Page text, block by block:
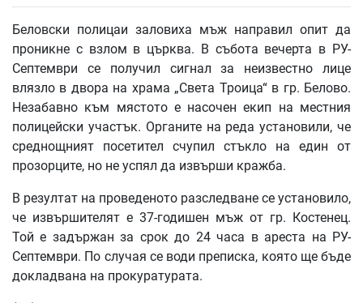
Беловски полицаи заловиха мъж направил опит да
проникне с взлом в църква. В събота вечерта в РУ-
Септември се получил сигнал за неизвестно лице
влязло в двора на храма „Света Троица“ в гр. Белово.
Незабавно към мястото е насочен екип на местния
полицейски участък. Органите на реда установили, че
среднощният посетител счупил стъкло на един от
прозорците, но не успял да извърши кражба.
В резултат на проведеното разследване се установило,
че извършителят е 37-годишен мъж от гр. Костенец.
Той е задържан за срок до 24 часа в ареста на РУ-
Септември. По случая се води преписка, която ще бъде
докладвана на прокуратурата.